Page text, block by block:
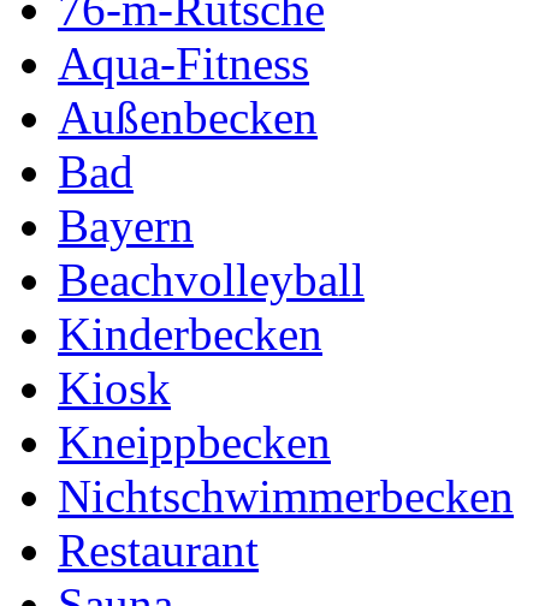
Aqua-Fitness
Außenbecken
Bad
Bayern
Beachvolleyball
Kinderbecken
Kiosk
Kneippbecken
Nichtschwimmerbecken
Restaurant